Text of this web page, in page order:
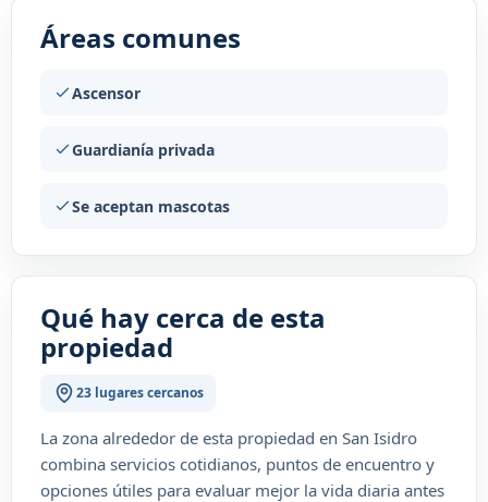
Áreas comunes
Ascensor
Guardianía privada
Se aceptan mascotas
Qué hay cerca de esta
propiedad
23 lugares cercanos
La zona alrededor de esta propiedad en San Isidro
combina servicios cotidianos, puntos de encuentro y
opciones útiles para evaluar mejor la vida diaria antes